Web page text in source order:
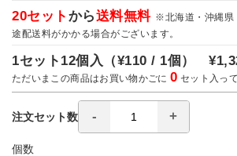
20セット から送料無料 ※北海道・沖縄県
途配送料がかかる場合がございます。
1セット12個入（¥110 / 1個）
ただいまこの商品はお買い物かごに0 セット入っ
注文セット数
個数